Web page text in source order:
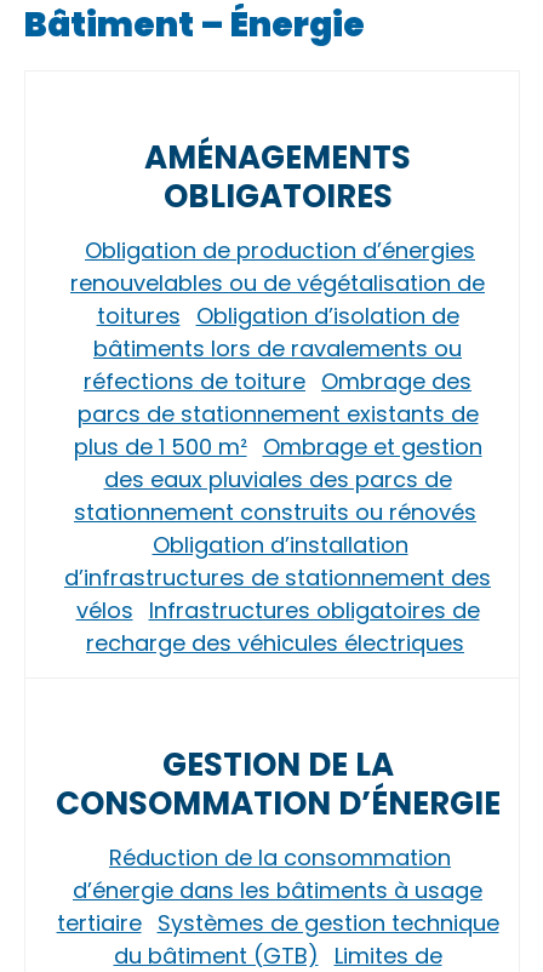
Bâtiment – Énergie
AMÉNAGEMENTS
OBLIGATOIRES
Obligation de production d’énergies
renouvelables ou de végétalisation de
toitures Obligation d’isolation de
bâtiments lors de ravalements ou
réfections de toiture Ombrage des
parcs de stationnement existants de
plus de 1 500 m² Ombrage et gestion
des eaux pluviales des parcs de
stationnement construits ou rénovés
Obligation d’installation
d’infrastructures de stationnement des
vélos Infrastructures obligatoires de
recharge des véhicules électriques
GESTION DE LA
CONSOMMATION D’ÉNERGIE
Réduction de la consommation
d’énergie dans les bâtiments à usage
tertiaire Systèmes de gestion technique
du bâtiment (GTB)
Limites de